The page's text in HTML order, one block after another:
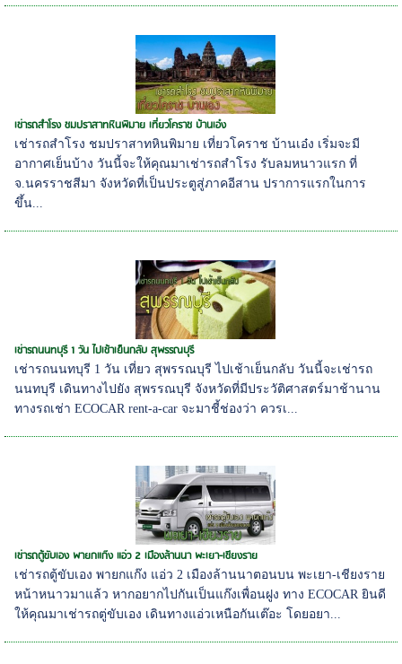
เช่ารถสำโรง ชมปราสาทหินพิมาย เที่ยวโคราช บ้านเอ๋ง
เช่ารถสำโรง ชมปราสาทหินพิมาย เที่ยวโคราช บ้านเอ๋ง เริ่มจะมี
อากาศเย็นบ้าง วันนี้จะให้คุณมาเช่ารถสำโรง รับลมหนาวแรก ที่
จ.นครราชสีมา จังหวัดที่เป็นประตูสู่ภาคอีสาน ปราการแรกในการ
ขึ้น...
เช่ารถนนทบุรี 1 วัน ไปเช้าเย็นกลับ สุพรรณบุรี
เช่ารถนนทบุรี 1 วัน เที่ยว สุพรรณบุรี ไปเช้าเย็นกลับ วันนี้จะเช่ารถ
นนทบุรี เดินทางไปยัง สุพรรณบุรี จังหวัดที่มีประวัติศาสตร์มาช้านาน
ทางรถเช่า ECOCAR rent-a-car จะมาชี้ช่องว่า ควรเ...
เช่ารถตู้ขับเอง พายกแก๊ง แอ่ว 2 เมืองล้านนา พะเยา-เชียงราย
เช่ารถตู้ขับเอง พายกแก๊ง แอ่ว 2 เมืองล้านนาตอนบน พะเยา-เชียงราย
หน้าหนาวมาแล้ว หากอยากไปกันเป็นแก๊งเพื่อนฝูง ทาง ECOCAR ยินดี
ให้คุณมาเช่ารถตู่ขับเอง เดินทางแอ่วเหนือกันเต๊อะ โดยอยา...